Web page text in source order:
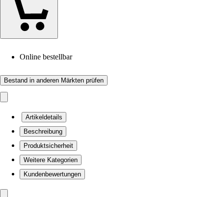
Online bestellbar
Bestand in anderen Märkten prüfen
Artikeldetails
Beschreibung
Produktsicherheit
Weitere Kategorien
Kundenbewertungen